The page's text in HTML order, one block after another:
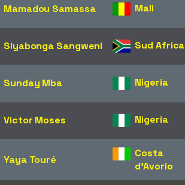
Mamadou Samassa Mali
Siyabonga Sangweni Sud Africa
Sunday Mba Nigeria
Victor Moses Nigeria
Yaya Touré
Costa
d'Avorio